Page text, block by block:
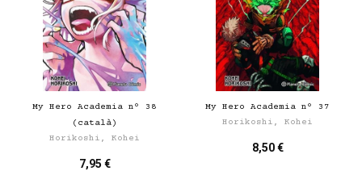
My Hero Academia nº 38
(català)
Horikoshi, Kohei
7,95 €
My Hero Academia nº 37
Horikoshi, Kohei
8,50 €